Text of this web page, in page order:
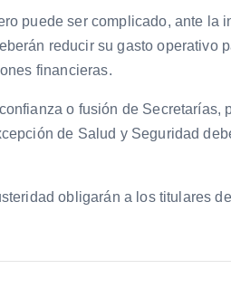
puede ser complicado, ante la
reducir su gasto operativo
financieras.
o fusión de Secretarías,
de Salud y Seguridad
obligarán a los titulares